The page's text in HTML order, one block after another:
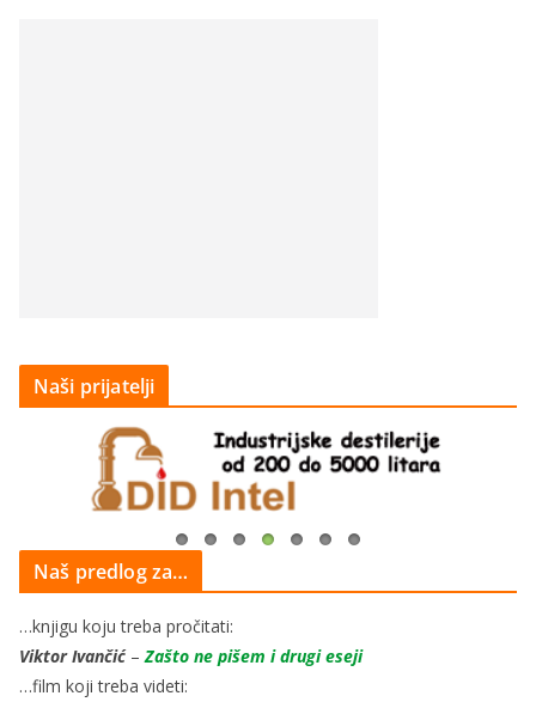
Naši prijatelji
Naš predlog za…
…knjigu koju treba pročitati:
Viktor Ivančić–Zašto ne pišem i drugi eseji
…film koji treba videti: